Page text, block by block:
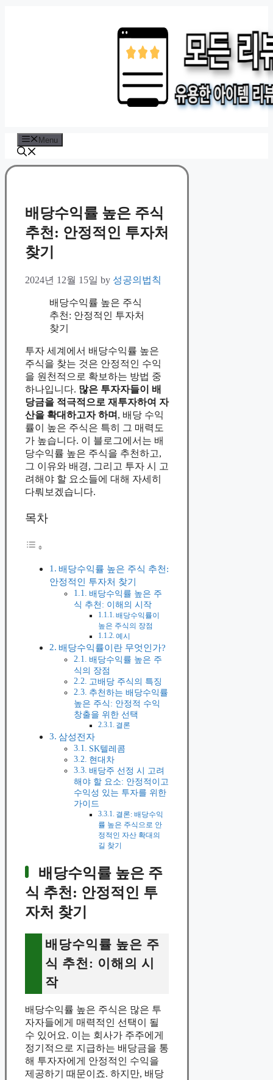
Menu
배당수익률 높은 주식
추천: 안정적인 투자처
찾기
2024년 12월 15일 by 성공의법칙
배당수익률 높은 주식
추천: 안정적인 투자처
찾기
투자 세계에서 배당수익률 높은
주식을 찾는 것은 안정적인 수익
을 원천적으로 확보하는 방법 중
하나입니다. 많은 투자자들이 배
당금을 적극적으로 재투자하여 자
산을 확대하고자 하며 , 배당 수익
률이 높은 주식은 특히 그 매력도
가 높습니다. 이 블로그에서는 배
당수익률 높은 주식을 추천하고,
그 이유와 배경, 그리고 투자 시 고
려해야 할 요소들에 대해 자세히
다뤄보겠습니다.
목차
배당수익률 높은 주식 추천:
안정적인 투자처 찾기
배당수익률 높은 주
식 추천: 이해의 시작
배당수익률이
높은 주식의 장점
예시
배당수익률이란 무엇인가?
배당수익률 높은 주
식의 장점
고배당 주식의 특징
추천하는 배당수익률
높은 주식: 안정적 수익
창출을 위한 선택
결론
삼성전자
SK텔레콤
현대차
배당주 선정 시 고려
해야 할 요소: 안정적이고
수익성 있는 투자를 위한
가이드
결론: 배당수익
률 높은 주식으로 안
정적인 자산 확대의
길 찾기
배당수익률 높은 주
식 추천: 안정적인 투
자처 찾기
배당수익률 높은 주
식 추천: 이해의 시
작
배당수익률 높은 주식은 많은 투
자자들에게 매력적인 선택이 될
수 있어요. 이는 회사가 주주에게
정기적으로 지급하는 배당금을 통
해 투자자에게 안정적인 수익을
제공하기 때문이죠. 하지만, 배당